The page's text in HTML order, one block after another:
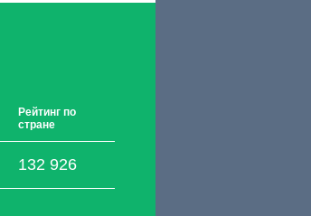
Рейтинг по
стране
132 926